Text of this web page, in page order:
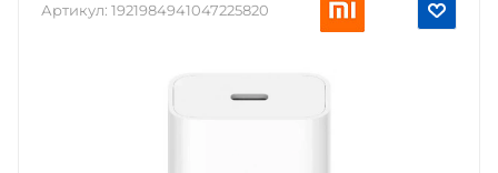
Артикул: 1921984941047225820